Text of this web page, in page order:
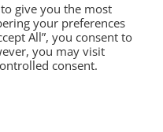
give you the most
your preferences
All”, you consent to
you may visit
consent.